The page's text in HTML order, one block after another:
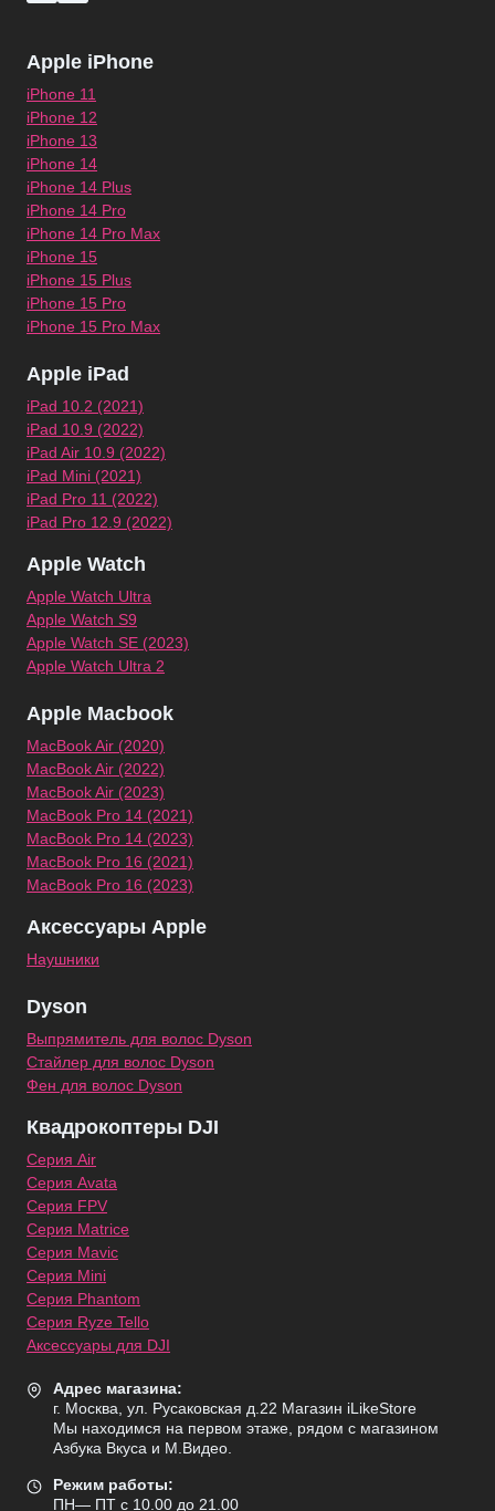
Apple iPhone
iPhone 11
iPhone 12
iPhone 13
iPhone 14
iPhone 14 Plus
iPhone 14 Pro
iPhone 14 Pro Max
iPhone 15
iPhone 15 Plus
iPhone 15 Pro
iPhone 15 Pro Max
Apple iPad
iPad 10.2 (2021)
iPad 10.9 (2022)
iPad Air 10.9 (2022)
iPad Mini (2021)
iPad Pro 11 (2022)
iPad Pro 12.9 (2022)
Apple Watch
Apple Watch Ultra
Apple Watch S9
Apple Watch SE (2023)
Apple Watch Ultra 2
Apple Macbook
MacBook Air (2020)
MacBook Air (2022)
MacBook Air (2023)
MacBook Pro 14 (2021)
MacBook Pro 14 (2023)
MacBook Pro 16 (2021)
MacBook Pro 16 (2023)
Аксессуары Apple
Наушники
Dyson
Выпрямитель для волос Dyson
Стайлер для волос Dyson
Фен для волос Dyson
Квадрокоптеры DJI
Серия Air
Серия Avata
Серия FPV
Серия Matrice
Серия Mavic
Серия Mini
Серия Phantom
Серия Ryze Tello
Аксессуары для DJI
Адрес магазина:
г. Москва, ул. Русаковская д.22 Магазин iLikeStore
Мы находимся на первом этаже, рядом с магазином
Азбука Вкуса и М.Видео.
Режим работы:
ПН— ПТ с 10.00 до 21.00